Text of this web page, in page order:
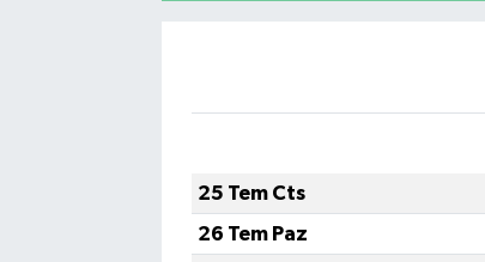
25 Tem Cts
26 Tem Paz